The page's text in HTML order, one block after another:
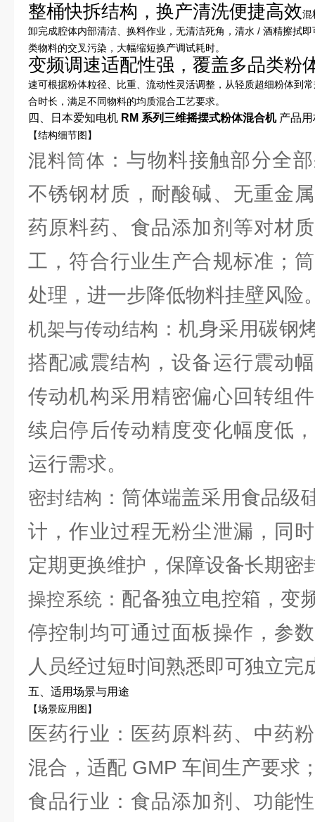
整桶快拆结构，换产清洗便捷高效混
卸完成腔体内部清洁、换料作业，无清洁死角，清水 / 酒精擦拭
类物料的交叉污染，大幅缩短换产调试耗时。
变频调速适配性强，覆盖多品类粉
速可根据粉体粒径、比重、流动性灵活调整，从轻质超细粉体到
合时长，满足不同物料的均质混合工艺要求。
四、日本爱知电机 RM 系列三维摇摆式粉体混合机产品用
【结构细节图】
混料筒体 ：与物料接触部分全
不锈钢材质，耐酸碱、无重金
药原料药、食品添加剂等对材
工，符合行业生产合规标准；
处理，进一步降低物料挂壁风险
机架与传动结构 ：机身采用碳钢
搭配减震结构，设备运行震动
传动机构采用精密偏心回转组
续启停后传动精度变化幅度低
运行需求。
密封结构 ：筒体端盖采用食品级
计，作业过程无粉尘泄漏，同
定期更换维护，保障设备长期密
操控系统 ：配备独立电控箱，变
停控制均可通过面板操作，参
人员经过短时间熟悉即可独立完
五、适用场景与用途
【场景应用图】
医药行业：医药原料药、中药
混合，适配 GMP 车间生产要求
食品行业：食品添加剂、功能